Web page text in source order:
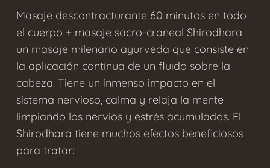
Masaje descontracturante 60 minutos en todo
el cuerpo + masaje sacro-craneal Shirodhara
un masaje milenario ayurveda que consiste en
la aplicación continua de un fluido sobre la
cabeza. Tiene un inmenso impacto en el
sistema nervioso, calma y relaja la mente
limpiando los nervios y estrés acumulados. El
Shirodhara tiene muchos efectos beneficiosos
para tratar: